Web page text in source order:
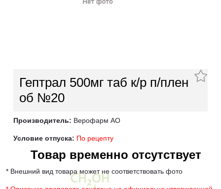
Гептрал 500мг таб к/р п/плен
об №20
Производитель: Верофарм АО
Условие отпуска: По рецепту
Товар временно отсутствует
* Внешний вид товара может не соответствовать фото